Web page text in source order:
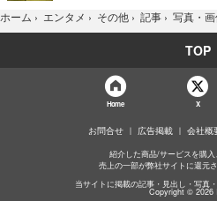
ホーム › エンタメ › その他 › 記事 › 写真・画
TOP
Home X
お問合せ 広告掲載 会社概
紹介した商品/サービスを購入
売上の一部が弊社サイトに還元
当サイトに掲載の記事・見出し・写真
Copyright © 2026